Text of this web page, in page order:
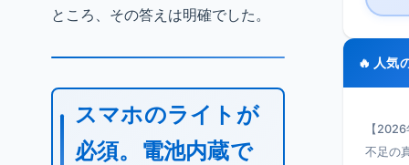
ところ、その答えは明確でした。
スマホのライトが
必須。電池内蔵で
🔥 人気
【
不足の